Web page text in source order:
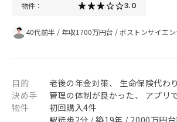
物件： 3.0
40代前半 / 年収1700万円台 /ボストンサイエ
目的
老後の年金対策、 生命保険代わり
決め手
管理の体制が良かった、 アプリ
物件
初回購入4件
駅徒歩2分 / 築19年 / 2000万円